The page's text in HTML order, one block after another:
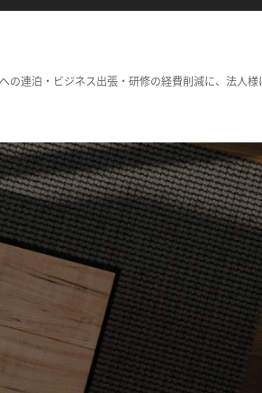
連泊・ビジネス出張・研修の経費削減に、法人